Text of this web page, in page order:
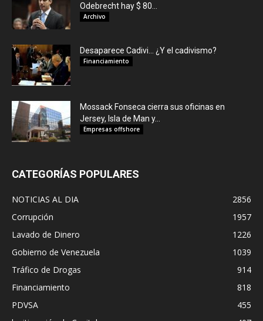
Odebrecht hay $ 80...
Archivo
Desaparece Cadivi… ¿Y el cadivismo?
Financiamiento
Mossack Fonseca cierra sus oficinas en
Jersey, Isla de Man y...
Empresas offshore
CATEGORÍAS POPULARES
NOTICIAS AL DIA
2856
Corrupción
1957
Lavado de Dinero
1226
Gobierno de Venezuela
1039
Tráfico de Drogas
914
Financiamiento
818
PDVSA
455